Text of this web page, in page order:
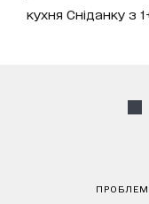
кухня Сніданку з